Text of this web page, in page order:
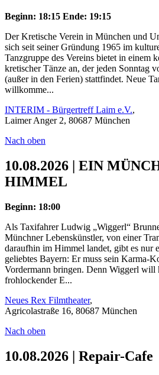
Beginn: 18:15 Ende: 19:15
Der Kretische Verein in München und
sich seit seiner Gründung 1965 im
Tanzgruppe des Vereins bietet in einem
kretischer Tänze an, der jeden Sonntag
(außer in den Ferien) stattfindet. Neue
willkomme...
INTERIM - Bürgertreff Laim e.V.,
Laimer Anger 2, 80687 München
Nach oben
10.08.2026 | EIN
HIMMEL
Beginn: 18:00
Als Taxifahrer Ludwig „Wiggerl“
Münchner Lebenskünstler, von einer
daraufhin im Himmel landet, gibt es nur
geliebtes Bayern: Er muss sein Karma-
Vordermann bringen. Denn Wiggerl will
frohlockender E...
Neues Rex Filmtheater,
Agricolastraße 16, 80687 München
Nach oben
10.08.2026 | Repair-Cafe